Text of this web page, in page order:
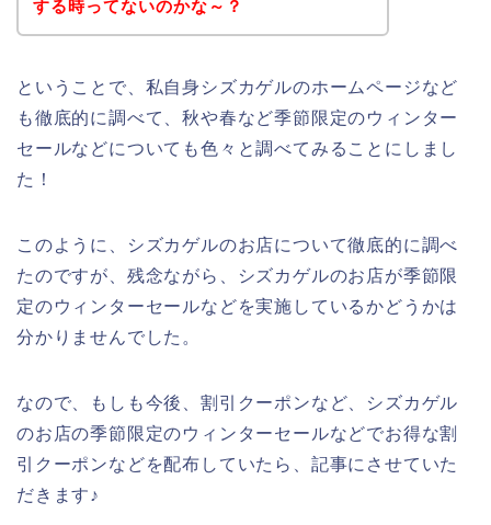
する時ってないのかな～？
ということで、私自身シズカゲルのホームページなど
も徹底的に調べて、秋や春など季節限定のウィンター
セールなどについても色々と調べてみることにしまし
た！
このように、シズカゲルのお店について徹底的に調べ
たのですが、残念ながら、シズカゲルのお店が季節限
定のウィンターセールなどを実施しているかどうかは
分かりませんでした。
なので、もしも今後、割引クーポンなど、シズカゲル
のお店の季節限定のウィンターセールなどでお得な割
引クーポンなどを配布していたら、記事にさせていた
だきます♪